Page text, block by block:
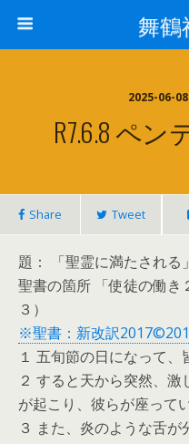
舞鶴
2025-06-
R7.6.8 ペ
Share Tweet
題： 「聖霊に満たされる」
聖書の箇所 「使徒の働き
３）
※聖書：新改訳
１ 五旬節の日になって、
２ すると天から突然、
が起こり、彼らが座って
３ また、炎のような舌